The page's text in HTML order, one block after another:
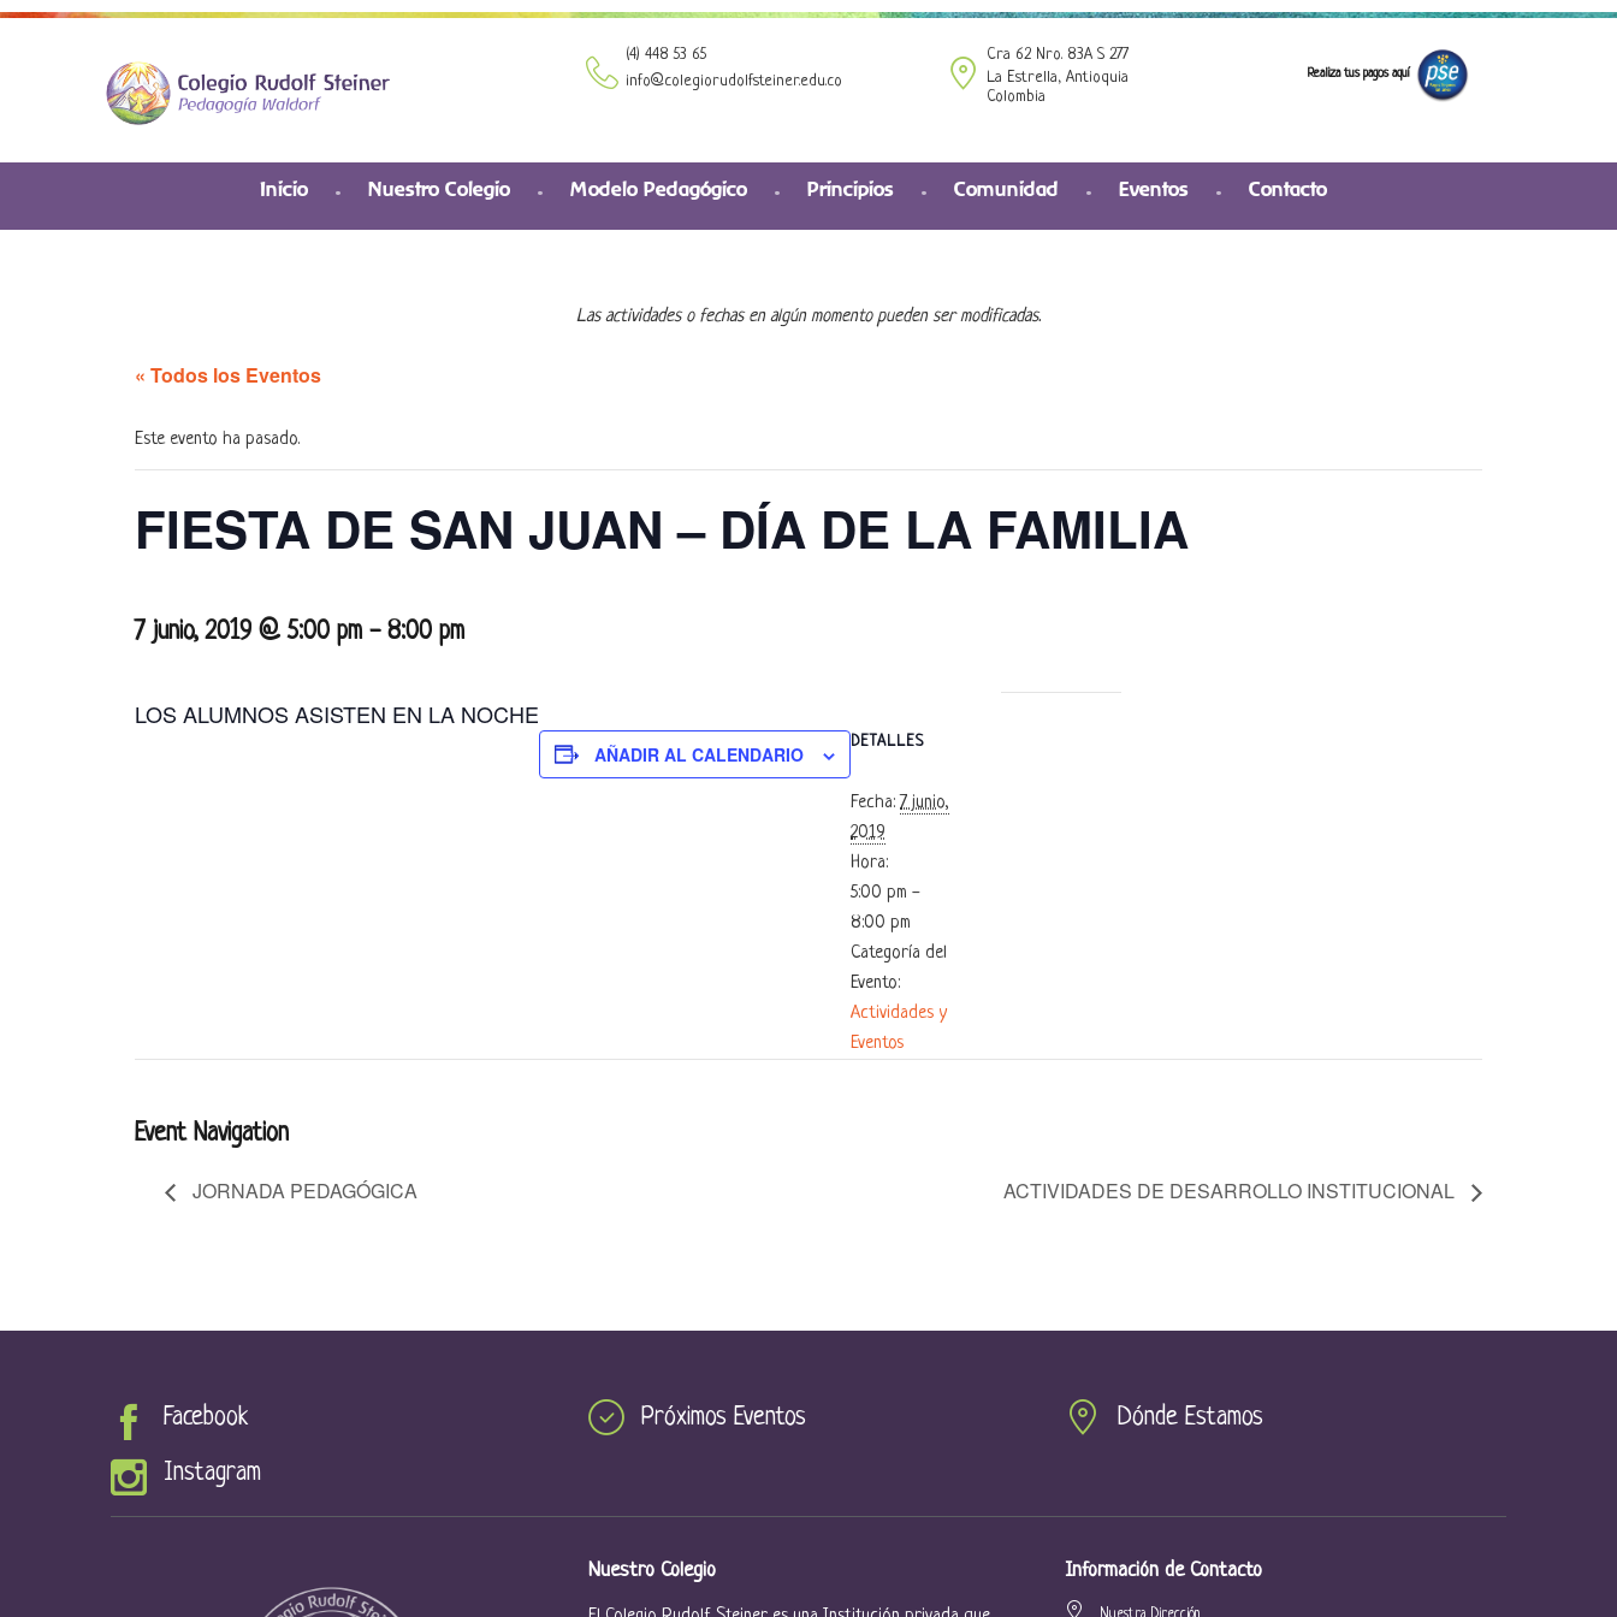
(4) 448 53 65
info@colegiorudolfsteiner.edu.co
Cra 62 Nro. 83A S 277
La Estrella, Antioquia
Colombia
Realiza tus pagos aquí
Inicio Nuestro Colegio Modelo Pedagógico Principios Comunidad Eventos Contacto
Las actividades o fechas en algún momento pueden ser modificadas.
« Todos los Eventos
Este evento ha pasado.
FIESTA DE SAN JUAN – DÍA DE LA FAMILIA
7 junio, 2019 @ 5:00 pm - 8:00 pm
LOS ALUMNOS ASISTEN EN LA NOCHE
AÑADIR AL CALENDARIO
DETALLES
Fecha: 7 junio,
2019
Hora:
5:00 pm -
8:00 pm
Categoría del
Evento:
Actividades y
Eventos
Event Navigation
JORNADA PEDAGÓGICA ACTIVIDADES DE DESARROLLO INSTITUCIONAL
Facebook
Instagram
Próximos Eventos Dónde Estamos
Nuestro Colegio Información de Contacto